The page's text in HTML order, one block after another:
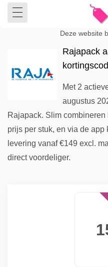
Deze website
Rajapack
Met 2
augustus
Rajapack. Slim
prijs per stuk, en via de
levering vanaf €149 excl.
direct voordeliger.